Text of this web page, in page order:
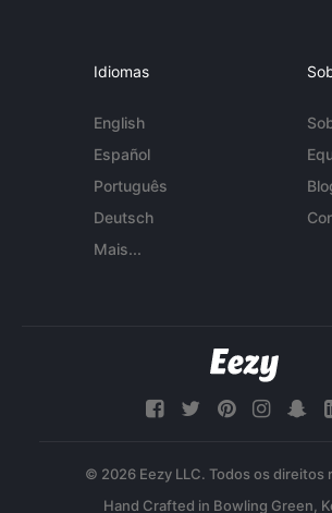
Idiomas
English
Español
Português
Deutsch
Mais...
© 2026 Eezy LLC. Todos os direitos